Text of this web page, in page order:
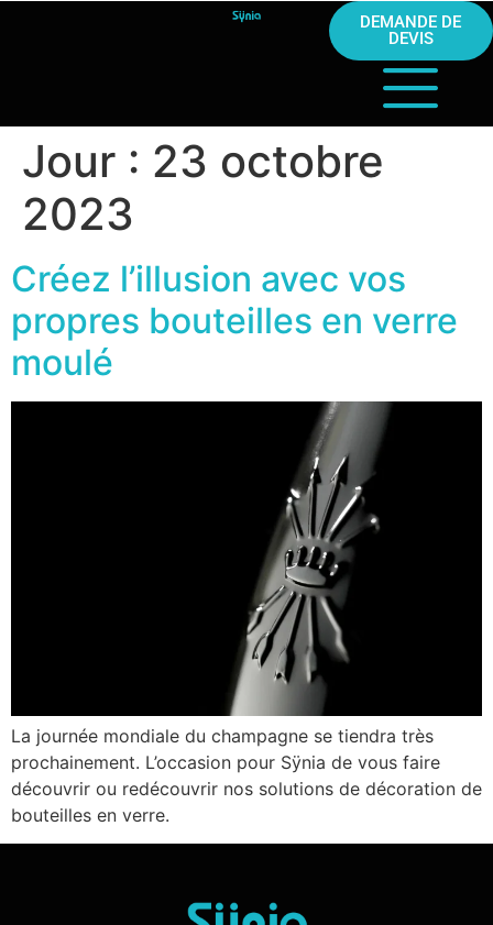
DEMANDE DE
DEVIS
Jour : 23 octobre
2023
Créez l’illusion avec vos
propres bouteilles en verre
moulé
La journée mondiale du champagne se tiendra très
prochainement. L’occasion pour Sÿnia de vous faire
découvrir ou redécouvrir nos solutions de décoration de
bouteilles en verre.